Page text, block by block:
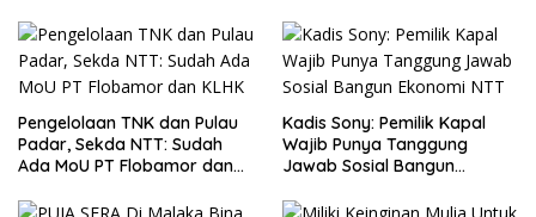
Pengelolaan TNK dan Pulau
Padar, Sekda NTT: Sudah
Ada MoU PT Flobamor dan
Kadis Sony: Pemilik Kapal
Wajib Punya Tanggung
Jawab Sosial Bangun